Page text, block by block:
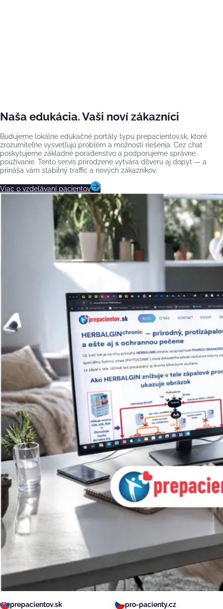
Naša edukácia. Vaši noví zákazníci
Budujeme lokálne edukačné portály typu prepacientov.sk, ktoré
zrozumiteľne vysvetľujú problém a možnosti riešenia. Cez chat
poskytujeme základné poradenstvo a podporujeme správne
používanie. Tento servis prirodzene vytvára dôveru aj dopyt — a
prináša vám stabilný traffic a nových zákazníkov.
Viac o vzdelávaní pacientov
prepacientov.sk pro-pacienty.cz